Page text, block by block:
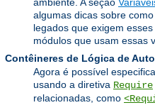
algumas dicas sobre
legados que exigem
módulos que usam essas
Contêineres de Lógica de
Agora é possível
usando a diretiva Require
relacionadas, como